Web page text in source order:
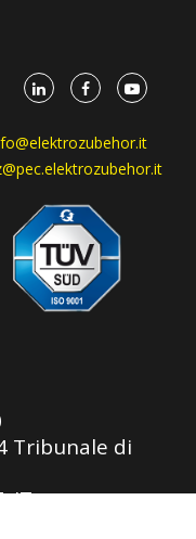
Tribunale di
IT